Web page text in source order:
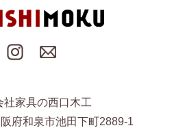
社家具の西口木工
府和泉市池田下町2889-1